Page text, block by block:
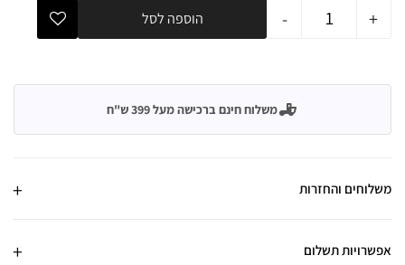
- + הוספה לסל
משלוח חינם ברכישה מעל 399 ש"ח
משלוחים והחזרות
אפשרויות תשלום